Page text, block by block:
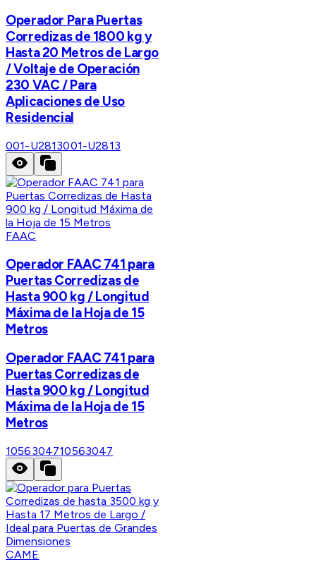
Operador Para Puertas
Corredizas de 1800 kg y
Hasta 20 Metros de Largo
/ Voltaje de Operación
230 VAC / Para
Aplicaciones de Uso
Residencial
001-U2813001-U2813
FAAC
Operador FAAC 741 para
Puertas Corredizas de
Hasta 900 kg / Longitud
Máxima de la Hoja de 15
Metros
Operador FAAC 741 para
Puertas Corredizas de
Hasta 900 kg / Longitud
Máxima de la Hoja de 15
Metros
1056304710563047
CAME